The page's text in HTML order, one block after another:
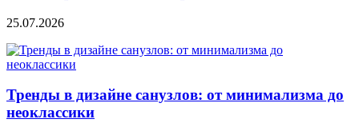
25.07.2026
Тренды в дизайне санузлов: от минимализма до
неоклассики